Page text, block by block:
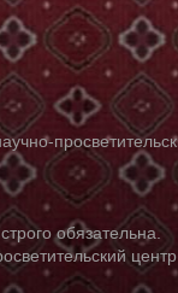
строго обязательна.